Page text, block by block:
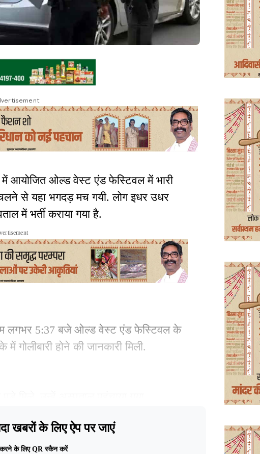
आयोजित ओल्ड वेस्ट एंड फेस्टिवल में भारी
से यहा भगदड़ मच गयी. लोग इधर उधर
में भर्ती कराया गया है.
लगभर 5:37 बजे ओल्ड वेस्ट एंड फेस्टिवल के
गोलीबारी होने की जानकारी मिली.
खबरों के लिए ऐप पर जाएं
करने के लिए QR स्कैन करें